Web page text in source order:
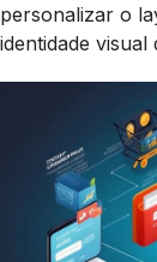
personalizar o
identidade visual